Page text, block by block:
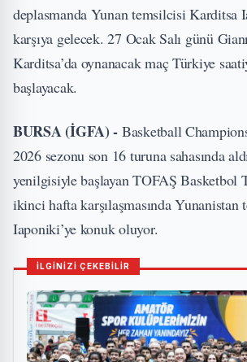
deplasmanda Yunan temsilcisi Karditsa
karşıya gelecek. 27 Ocak Salı günü
Karditsa’da oynanacak maç Türkiye
başlayacak.
BURSA (İGFA) - Basketball
2026 sezonu son 16 turuna sahasında
yenilgisiyle başlayan TOFAŞ Basketbol
ikinci hafta karşılaşmasında
Iaponiki’ye konuk oluyor.
İLGİNİZİ ÇEKEBİLİR